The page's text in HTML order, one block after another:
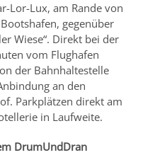
Lor-Lux, am Rande von
gegenüber
Wiese“. Direkt bei der
vom Flughafen
der Bahnhaltestelle
an den
Parkplätzen direkt am
in Laufweite.
DrumUndDran